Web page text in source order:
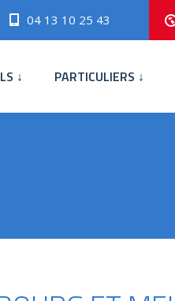
04 13 10 25 43
↓ PARTICULIERS ↓